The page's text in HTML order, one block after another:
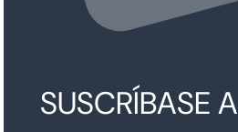
SUSCRÍBASE A